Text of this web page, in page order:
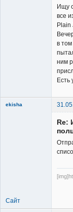
Ищу
все
Plain
в
ним
Есть
ekisha
Re:
Сайт